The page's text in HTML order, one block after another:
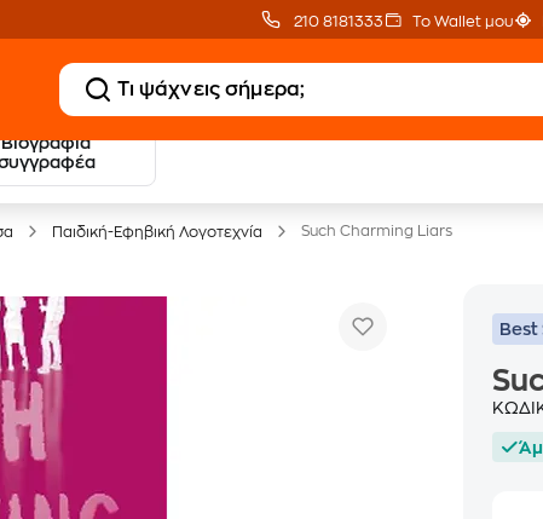
210 8181333 Το Wallet μου
Βιογραφία
20 € Public επιστροφή
με Snappi
Παιδική-Εφηβική Λογοτεχνία Such Charming Liars
Best